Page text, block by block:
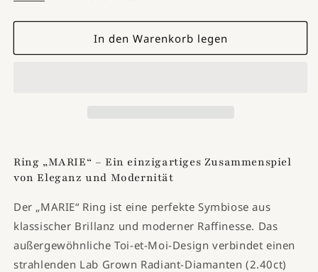
-
Verlobungsring
-
Verlobungsring
In den Warenkorb legen
Ring „MARIE“ – Ein einzigartiges Zusammenspiel
von Eleganz und Modernität
Der „MARIE“ Ring ist eine perfekte Symbiose aus
klassischer Brillanz und moderner Raffinesse. Das
außergewöhnliche Toi-et-Moi-Design verbindet einen
strahlenden Lab Grown Radiant-Diamanten (2.40ct)